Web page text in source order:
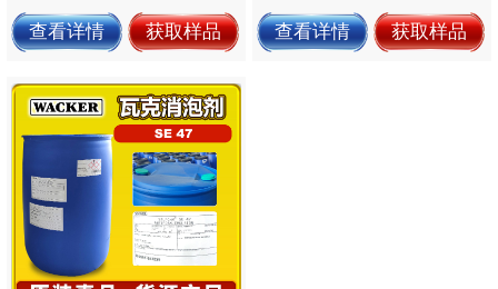
查看详情 获取样品 查看详情 获取样品